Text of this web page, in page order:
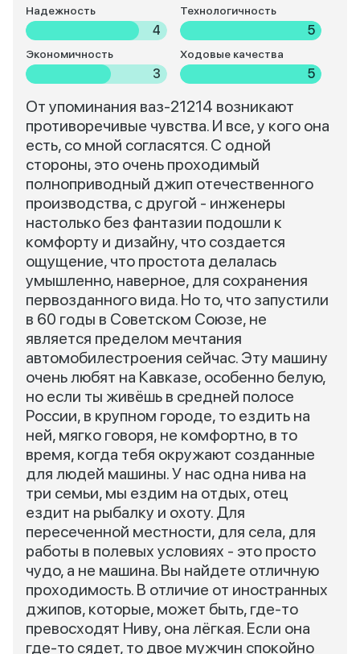
Надежность
4
Технологичность
5
Экономичность
3
Ходовые качества
5
От упоминания ваз-21214 возникают
противоречивые чувства. И все, у кого она
есть, со мной согласятся. С одной
стороны, это очень проходимый
полноприводный джип отечественного
производства, с другой - инженеры
настолько без фантазии подошли к
комфорту и дизайну, что создается
ощущение, что простота делалась
умышленно, наверное, для сохранения
первозданного вида. Но то, что запустили
в 60 годы в Советском Союзе, не
является пределом мечтания
автомобилестроения сейчас. Эту машину
очень любят на Кавказе, особенно белую,
но если ты живёшь в средней полосе
России, в крупном городе, то ездить на
ней, мягко говоря, не комфортно, в то
время, когда тебя окружают созданные
для людей машины. У нас одна нива на
три семьи, мы ездим на отдых, отец
ездит на рыбалку и охоту. Для
пересеченной местности, для села, для
работы в полевых условиях - это просто
чудо, а не машина. Вы найдете отличную
проходимость. В отличие от иностранных
джипов, которые, может быть, где-то
превосходят Ниву, она лёгкая. Если она
где-то сядет, то двое мужчин спокойно